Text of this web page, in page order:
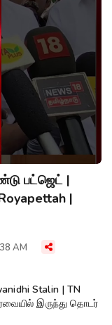
பட்ஜெட் |
|
AM
Stalin | TN
இருந்து தொடர்